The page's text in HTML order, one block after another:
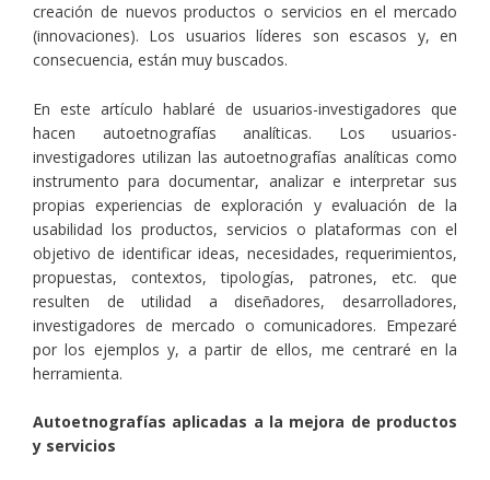
creación de nuevos productos o servicios en el mercado
(innovaciones). Los usuarios líderes son escasos y, en
consecuencia, están muy buscados.
En este artículo hablaré de usuarios-investigadores que
hacen autoetnografías analíticas. Los usuarios-
investigadores utilizan las autoetnografías analíticas como
instrumento para documentar, analizar e interpretar sus
propias experiencias de exploración y evaluación de la
usabilidad los productos, servicios o plataformas con el
objetivo de identificar ideas, necesidades, requerimientos,
propuestas, contextos, tipologías, patrones, etc. que
resulten de utilidad a diseñadores, desarrolladores,
investigadores de mercado o comunicadores. Empezaré
por los ejemplos y, a partir de ellos, me centraré en la
herramienta.
Autoetnografías aplicadas a la mejora de productos
y servicios